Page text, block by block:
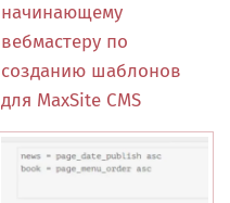
начинающему
вебмастеру по
созданию шаблонов
для MaxSite CMS